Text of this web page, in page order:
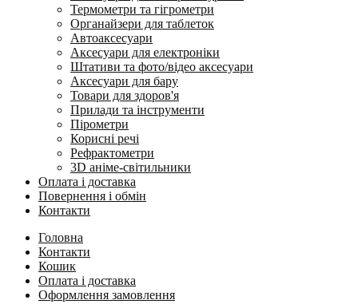
Термометри та гігрометри
Органайзери для таблеток
Автоаксесуари
Аксесуари для електроніки
Штативи та фото/відео аксесуари
Аксесуари для бару
Товари для здоров'я
Прилади та інструменти
Пірометри
Корисні речі
Рефрактометри
3D аніме-світильники
Оплата і доставка
Повернення і обмін
Контакти
Головна
Контакти
Кошик
Оплата і доставка
Оформлення замовлення